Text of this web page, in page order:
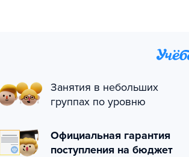
Занятия в небольших
группах по уровню
Официальная гарантия
поступления на бюджет